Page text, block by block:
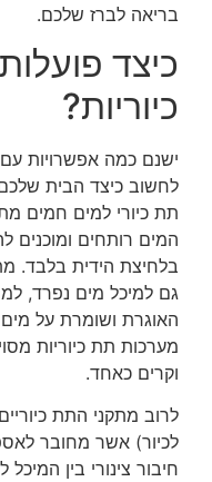
בריאה לברז שלכם.
כיצד
כיוריות?
ישנם כמה אפשרויות עם
לחשוב כיצד הבית
תת כיורי למים חמים
המים רותחים ומוכנים
בלחיצת הידית בלבד.
גם למיכל מים נפרד,
האוגרת ושומרת על מים
מערכות תת כיוריות
וקרים כאחד.
לרוב מתקני התת
לכיור) אשר מחובר
חיבור צינורי בין